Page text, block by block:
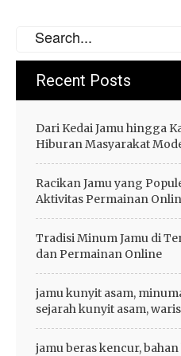
Recent Posts
Dari Kedai Jamu hingga
Hiburan Masyarakat
Racikan Jamu yang
Aktivitas Permainan
Tradisi Minum Jamu di
dan Permainan Online
jamu kunyit asam,
sejarah kunyit asam,
jamu beras kencur,